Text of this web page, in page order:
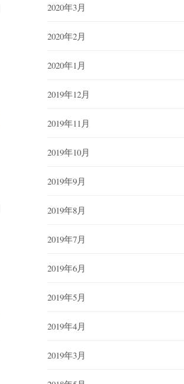
2020年3月
2020年2月
2020年1月
2019年12月
2019年11月
2019年10月
2019年9月
2019年8月
2019年7月
2019年6月
2019年5月
2019年4月
2019年3月